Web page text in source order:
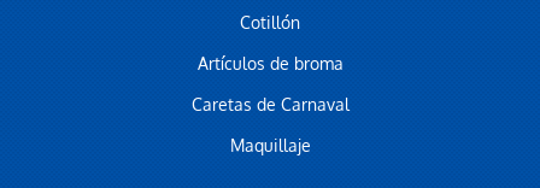
Cotillón
Artículos de broma
Caretas de Carnaval
Maquillaje